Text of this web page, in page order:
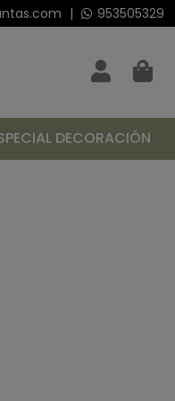
| 953505329
DECORACIÓN